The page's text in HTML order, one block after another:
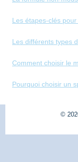
Les étapes-clés pour
Les différents types
Comment choisir le
Pourquoi choisir un
©